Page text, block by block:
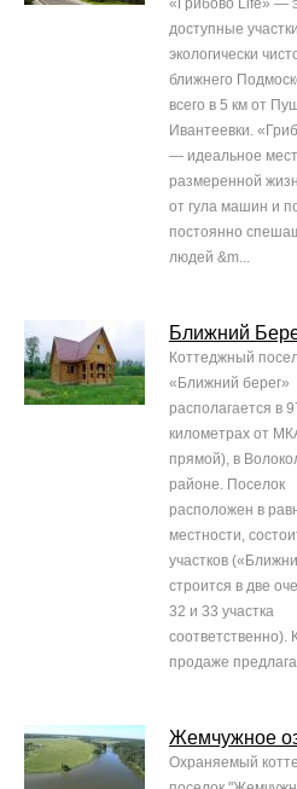
«Грибово Life» —
доступные
экологически
ближнего
всего в 5 км от
Ивантеевки.
— идеальное
размеренной
от гула машин и
постоянно
людей &m...
Ближний
Коттеджный
«Ближний берег»
располагается в
километрах от
прямой), в
районе. Поселок
расположен в
местности,
участков
строится в две
32 и 33 участка
соответственно).
продаже
Жемчужное
Охраняемый